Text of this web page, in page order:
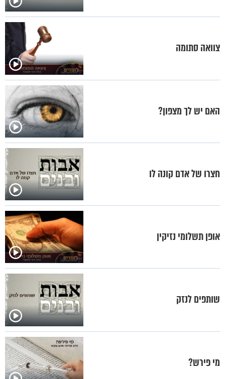
צוואה סתומה
האם יש לך מצפון?
חצרו של אדם קונה לו
אופן תשלומי נזיקין
שותפים לנזק
מי פירש?